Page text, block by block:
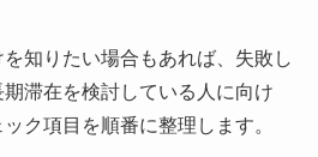
知りたい場合もあれば、失敗し
滞在を検討している人に向け
ク項目を順番に整理します。